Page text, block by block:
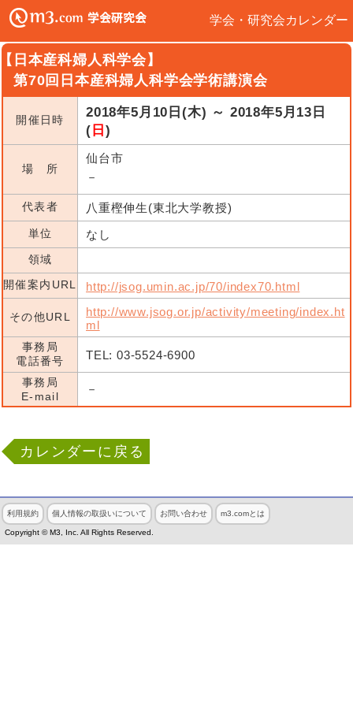
学会・研究会カレンダー
日本産科婦人科学会】
第70回日本産科婦人科学会学術講演会
開催日時
2018年5月10日(木) ～ 2018年5月13日
( 日 )
場 所
仙台市
－
代表者 八重樫伸生(東北大学教授)
単位 なし
領域
開催案内URL
http://jsog.umin.ac.jp/70/index70.html
その他URL
http://www.jsog.or.jp/activity/meeting/index.ht
ml
事務局
電話番号
TEL: 03-5524-6900
事務局
E-mail
－
カレンダーに戻る
利用規約 個人情報の取扱いについて お問い合わせ m3.comとは
Copyright © M3, Inc. All Rights Reserved.